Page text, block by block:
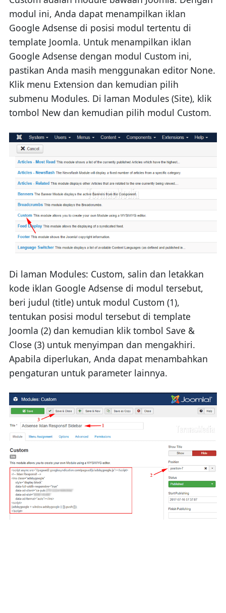
modul ini, Anda dapat menampilkan iklan
Google Adsense di posisi modul tertentu di
template Joomla. Untuk menampilkan iklan
Google Adsense dengan modul Custom ini,
pastikan Anda masih menggunakan editor None.
Klik menu Extension dan kemudian pilih
submenu Modules. Di laman Modules (Site), klik
tombol New dan kemudian pilih modul Custom.
Di laman Modules: Custom, salin dan letakkan
kode iklan Google Adsense di modul tersebut,
beri judul (title) untuk modul Custom (1),
tentukan posisi modul tersebut di template
Joomla (2) dan kemudian klik tombol Save &
Close (3) untuk menyimpan dan mengakhiri.
Apabila diperlukan, Anda dapat menambahkan
pengaturan untuk parameter lainnya.